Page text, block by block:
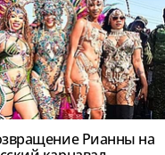
Рианны на